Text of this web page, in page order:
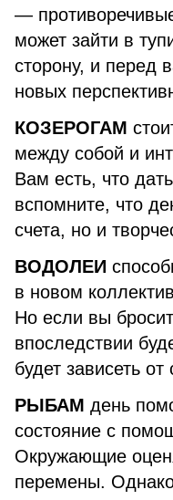
—
может зайти в
сторону, и перед
новых
КОЗЕРОГАМ
между собой и
Вам есть, что
вспомните, что
счета, но и
ВОДОЛЕИ
в новом
Но если вы
впоследствии
будет зависеть
РЫБАМ день
состояние с
Окружающие
перемены.